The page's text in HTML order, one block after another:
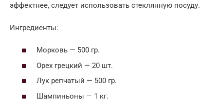
эффектнее, следует использовать стеклянную посуду.
Ингредиенты:
Морковь — 500 гр.
Орех грецкий — 20 шт.
Лук репчатый — 500 гр.
Шампиньоны — 1 кг.